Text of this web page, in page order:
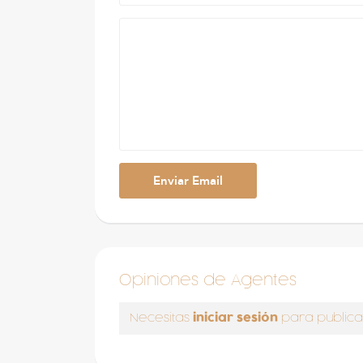
Opiniones de Agentes
Necesitas iniciar sesión para